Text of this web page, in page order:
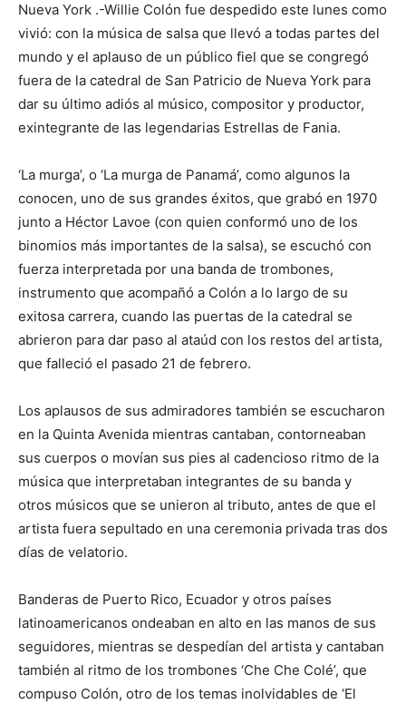
Nueva York .-Willie Colón fue despedido este lunes como
vivió: con la música de salsa que llevó a todas partes del
mundo y el aplauso de un público fiel que se congregó
fuera de la catedral de San Patricio de Nueva York para
dar su último adiós al músico, compositor y productor,
exintegrante de las legendarias Estrellas de Fania.
‘La murga’, o ‘La murga de Panamá’, como algunos la
conocen, uno de sus grandes éxitos, que grabó en 1970
junto a Héctor Lavoe (con quien conformó uno de los
binomios más importantes de la salsa), se escuchó con
fuerza interpretada por una banda de trombones,
instrumento que acompañó a Colón a lo largo de su
exitosa carrera, cuando las puertas de la catedral se
abrieron para dar paso al ataúd con los restos del artista,
que falleció el pasado 21 de febrero.
Los aplausos de sus admiradores también se escucharon
en la Quinta Avenida mientras cantaban, contorneaban
sus cuerpos o movían sus pies al cadencioso ritmo de la
música que interpretaban integrantes de su banda y
otros músicos que se unieron al tributo, antes de que el
artista fuera sepultado en una ceremonia privada tras dos
días de velatorio.
Banderas de Puerto Rico, Ecuador y otros países
latinoamericanos ondeaban en alto en las manos de sus
seguidores, mientras se despedían del artista y cantaban
también al ritmo de los trombones ‘Che Che Colé’, que
compuso Colón, otro de los temas inolvidables de ‘El